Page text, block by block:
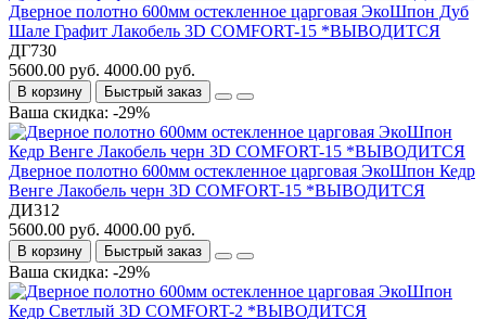
Дверное полотно 600мм остекленное царговая ЭкоШпон Дуб
Шале Графит Лакобель 3D COMFORT-15 *ВЫВОДИТСЯ
ДГ730
5600.00 руб. 4000.00 руб.
В корзину Быстрый заказ
Ваша скидка: -29%
Дверное полотно 600мм остекленное царговая ЭкоШпон Кедр
Венге Лакобель черн 3D COMFORT-15 *ВЫВОДИТСЯ
ДИ312
5600.00 руб. 4000.00 руб.
В корзину Быстрый заказ
Ваша скидка: -29%